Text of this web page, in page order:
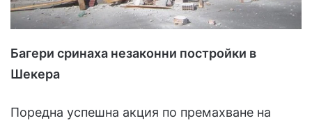
Багери сринаха незаконни постройки в
Шекера
Поредна успешна акция по премахване на